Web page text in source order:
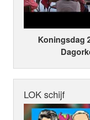
Koningsdag
LOK schijf